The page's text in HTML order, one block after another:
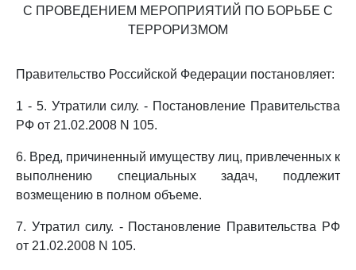
С ПРОВЕДЕНИЕМ МЕРОПРИЯТИЙ ПО БОРЬБЕ С
ТЕРРОРИЗМОМ
Правительство Российской Федерации постановляет:
1 - 5. Утратили силу. - Постановление Правительства
РФ от 21.02.2008 N 105.
6. Вред, причиненный имуществу лиц, привлеченных к
выполнению специальных задач, подлежит
возмещению в полном объеме.
7. Утратил силу. - Постановление Правительства РФ
от 21.02.2008 N 105.